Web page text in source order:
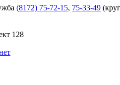
(8172) 75-72-15, 75-33-49
128